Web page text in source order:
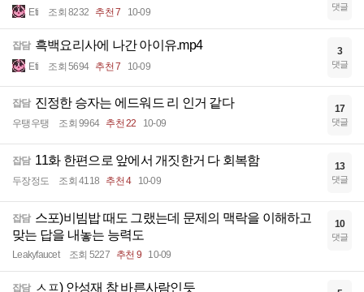
Eti 조회 8232 추천 7 10-09 댓글
잡담 흑백요리사에 나간 아이유.mp4
Eti 조회 5694 추천 7 10-09
3
댓글
잡담 진정한 승자는 에드워드 리 인거 같다
우탱우탱 조회 9964 추천 22 10-09
17
댓글
잡담 11화 한편으로 앞에서 개짓한거 다 회복함
두장정도 조회 4118 추천 4 10-09
13
댓글
잡담 스포)비빔밥 때도 그랬는데 문제의 맥락을 이해하고
맞는 답을 내놓는 능력도
Leakyfaucet 조회 5227 추천 9 10-09
10
댓글
잡담 ㅅㅍ) 안성재 참 바른사람인듯